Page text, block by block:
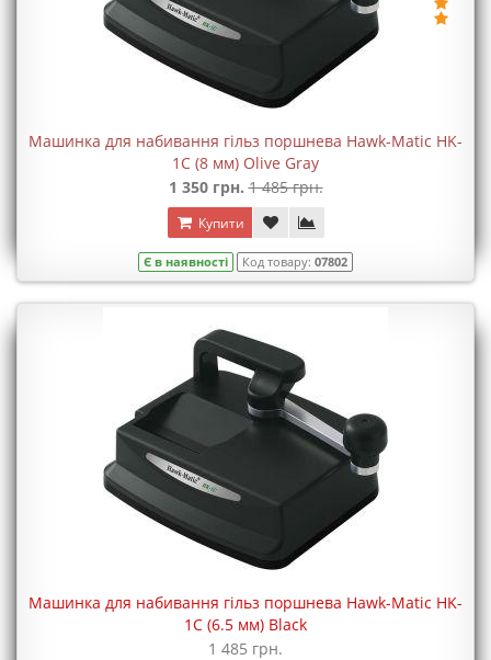
Машинка для набивання гільз поршнева Hawk-Matic HK-
1C (8 мм) Olive Gray
1 350 грн. 1 485 грн.
Купити
Є в наявності Код товару: 07802
Машинка для набивання гільз поршнева Hawk-Matic HK-
1C (6.5 мм) Black
1 485 грн.